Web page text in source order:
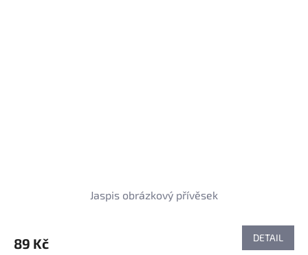
Jaspis obrázkový přívěsek
89 Kč DETAIL